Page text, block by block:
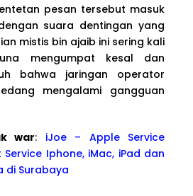
pesan tersebut masuk
suara dentingan yang
mistis bin ajaib ini sering kali
mengumpat kesal dan
bahwa jaringan operator
mengalami gangguan
war: iJoe – Apple Service
Iphone, iMac, iPad dan
di Surabaya